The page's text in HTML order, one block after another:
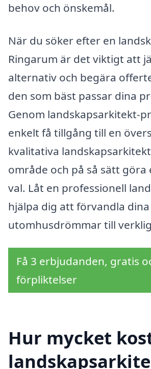
behov och önskemål.
När du söker efter en
Ringarum är det viktigt att
alternativ och begära
den som bäst passar dina
Genom landskapsarkitekt-
enkelt få tillgång till en
kvalitativa
område och på så sätt
val. Låt en professionell
hjälpa dig att förvandla dina
utomhusdrömmar till
Få 3 erbjudanden, gratis
förpliktelser
Hur mycket